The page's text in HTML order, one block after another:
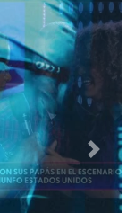
Next